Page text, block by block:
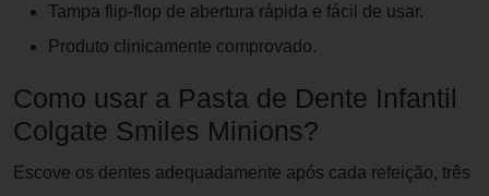
Tampa flip-flop de abertura rápida e fácil de usar.
Produto clinicamente comprovado.
Como usar a Pasta de Dente Infantil
Colgate Smiles Minions?
Escove os dentes adequadamente após cada refeição, três